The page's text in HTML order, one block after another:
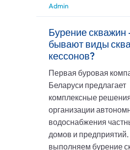
Admin
Бурение скважин
бывают виды
кессонов?
Первая буровая
Беларуси предлагает
комплексные
организации
водоснабжения
домов и
выполняем бурение